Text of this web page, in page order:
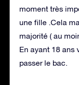
moment très
une fille .Cela
majorité ( au
En ayant 18 ans
passer le bac.